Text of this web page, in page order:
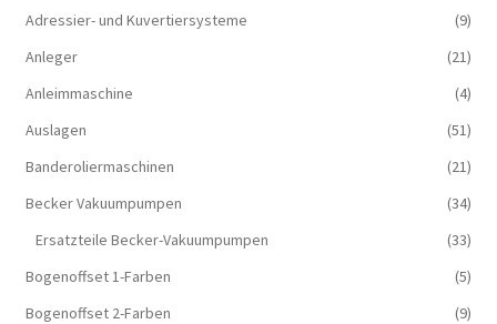
Adressier- und Kuvertiersysteme
(9)
Anleger
(21)
Anleimmaschine
(4)
Auslagen
(51)
Banderoliermaschinen
(21)
Becker Vakuumpumpen
(34)
Ersatzteile Becker-Vakuumpumpen
(33)
Bogenoffset 1-Farben
(5)
Bogenoffset 2-Farben
(9)